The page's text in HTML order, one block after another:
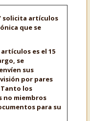
solicita artículos
que se
es el 15
se
sus
por pares
los
no miembros
para su